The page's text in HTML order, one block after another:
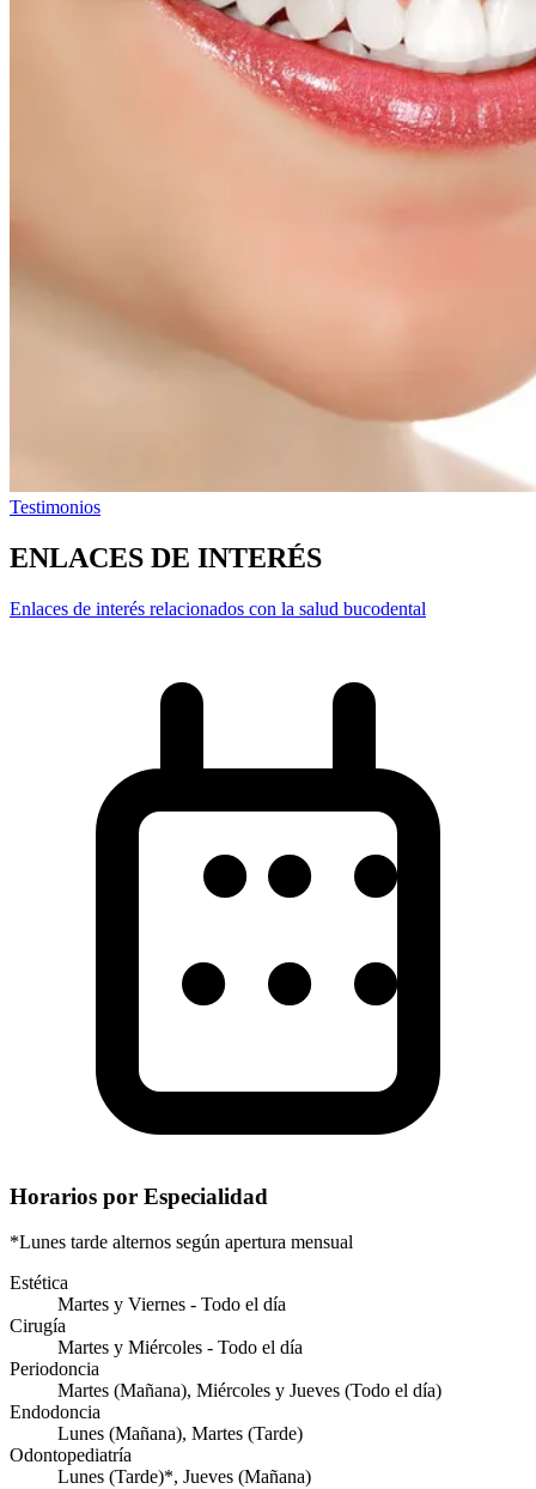
Testimonios
ENLACES DE INTERÉS
Enlaces de interés relacionados con la salud bucodental
Horarios por Especialidad
*Lunes tarde alternos según apertura mensual
Estética
Martes y Viernes - Todo el día
Cirugía
Martes y Miércoles - Todo el día
Periodoncia
Martes (Mañana), Miércoles y Jueves (Todo el día)
Endodoncia
Lunes (Mañana), Martes (Tarde)
Odontopediatría
Lunes (Tarde)*, Jueves (Mañana)